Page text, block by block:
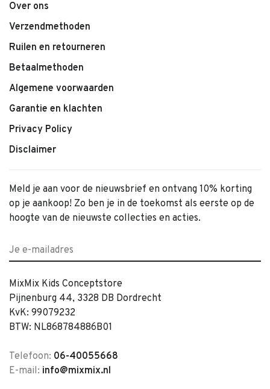
Over ons
Verzendmethoden
Ruilen en retourneren
Betaalmethoden
Algemene voorwaarden
Garantie en klachten
Privacy Policy
Disclaimer
Meld je aan voor de nieuwsbrief en ontvang 10% korting
op je aankoop! Zo ben je in de toekomst als eerste op de
hoogte van de nieuwste collecties en acties.
MixMix Kids Conceptstore
Pijnenburg 44, 3328 DB Dordrecht
KvK: 99079232
BTW: NL868784886B01
Telefoon: 06-40055668
E-mail: info@mixmix.nl